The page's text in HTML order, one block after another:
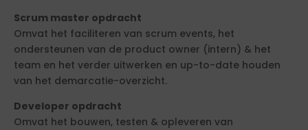
Scrum master opdracht
Omvat het faciliteren van scrum events, het
ondersteunen van de product owner (intern) & het
team en het verder uitwerken en up-to-date houden
van het demarcatie-overzicht.
Developer opdracht
Omvat het bouwen, testen & opleveren van